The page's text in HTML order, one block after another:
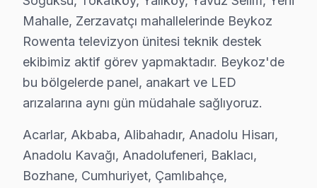
Anadolufeneri'nde Rowenta TV Servisi
Anadolufeneri'nde Rowenta televizyon kullanıcıları,
Baklacı'da Rowenta TV Servisi
Baklacı Mahallesi’nde Rowenta
Bozhane Mahallesi'nde, Rowenta
Cumhuriyet'te Rowenta TV Servisi
Mahalle, Zerzavatçı mahallelerinde Beykoz
Rowenta televizyon ünitesi teknik destek
ekibimiz aktif görev yapmaktadır. Beykoz'de
bu bölgelerde panel, anakart ve LED
arızalarına aynı gün müdahale sağlıyoruz.
Acarlar, Akbaba, Alibahadır, Anadolu Hisarı,
Anadolu Kavağı, Anadolufeneri, Baklacı,
Bozhane, Cumhuriyet, Çamlıbahçe,